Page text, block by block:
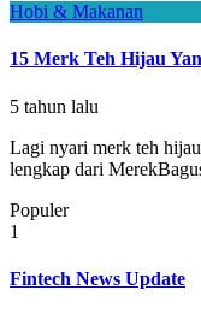
Hobi & Makanan
15 Merk Teh Hijau
5 tahun lalu
Lagi nyari merk teh
lengkap dari
Populer
1
Fintech News Update